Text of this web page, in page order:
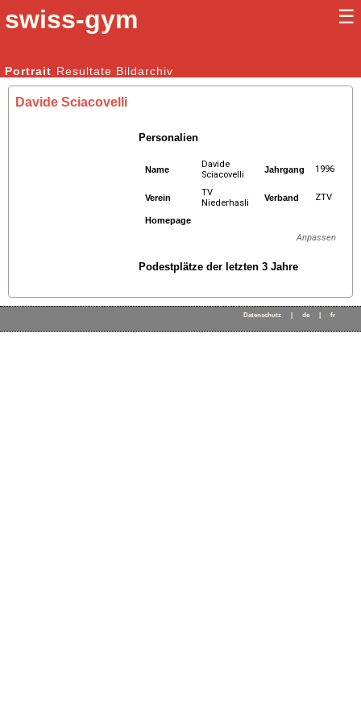
swiss-gym ☰
Kunstturnen Männer | Kunstturnen Frauen
Portrait Resultate Bildarchiv
Davide Sciacovelli
Personalien
Name
Davide
Sciacovelli
Jahrgang 1996
Verein
TV
Niederhasli
Verband ZTV
Homepage
Anpassen
Podestplätze der letzten 3 Jahre
Datenschutz de fr